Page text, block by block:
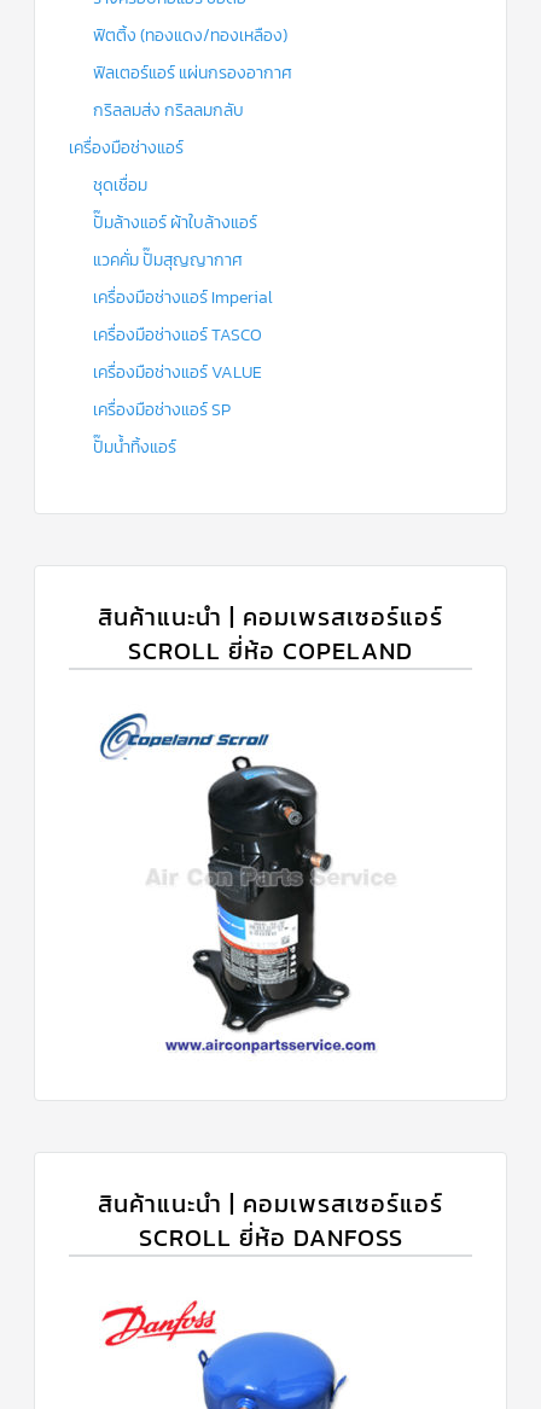
ฟิตติ้ง (ทองแดง/ทองเหลือง)
ฟิลเตอร์แอร์ แผ่นกรองอากาศ
กริลลมส่ง กริลลมกลับ
เครื่องมือช่างแอร์
ชุดเชื่อม
ปั๊มล้างแอร์ ผ้าใบล้างแอร์
แวคคั่ม ปั๊มสุญญากาศ
เครื่องมือช่างแอร์ Imperial
เครื่องมือช่างแอร์ TASCO
เครื่องมือช่างแอร์ VALUE
เครื่องมือช่างแอร์ SP
ปั๊มน้ำทิ้งแอร์
สินค้าแนะนำ | คอมเพรสเซอร์แอร์
SCROLL ยี่ห้อ COPELAND
สินค้าแนะนำ | คอมเพรสเซอร์แอร์
SCROLL ยี่ห้อ DANFOSS